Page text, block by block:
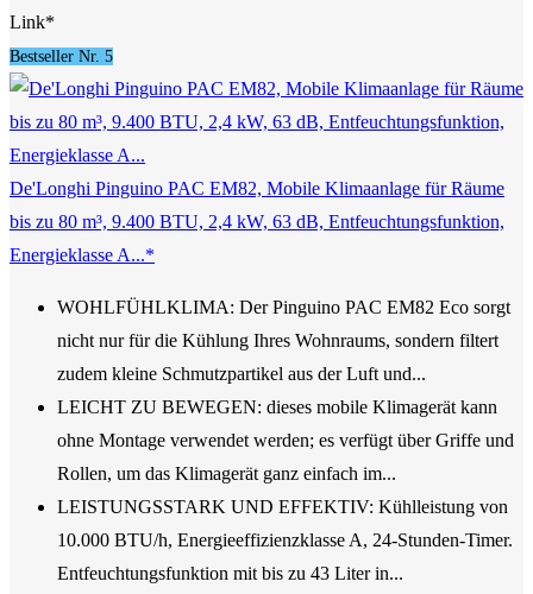
Link*
Bestseller Nr. 5
De'Longhi Pinguino PAC EM82, Mobile Klimaanlage für Räume
bis zu 80 m³, 9.400 BTU, 2,4 kW, 63 dB, Entfeuchtungsfunktion,
Energieklasse A...*
WOHLFÜHLKLIMA: Der Pinguino PAC EM82 Eco sorgt
nicht nur für die Kühlung Ihres Wohnraums, sondern filtert
zudem kleine Schmutzpartikel aus der Luft und...
LEICHT ZU BEWEGEN: dieses mobile Klimagerät kann
ohne Montage verwendet werden; es verfügt über Griffe und
Rollen, um das Klimagerät ganz einfach im...
LEISTUNGSSTARK UND EFFEKTIV: Kühlleistung von
10.000 BTU/h, Energieeffizienzklasse A, 24-Stunden-Timer.
Entfeuchtungsfunktion mit bis zu 43 Liter in...